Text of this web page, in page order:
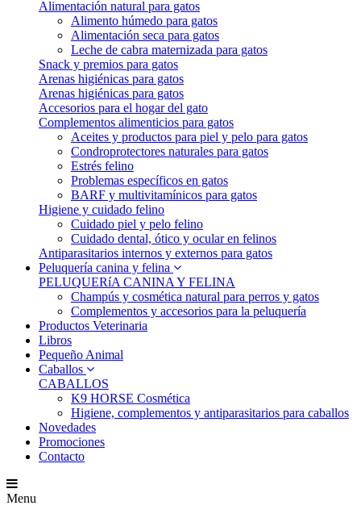
Alimentación natural para gatos
Alimento húmedo para gatos
Alimentación seca para gatos
Leche de cabra maternizada para gatos
Snack y premios para gatos
Arenas higiénicas para gatos
Arenas higiénicas para gatos
Accesorios para el hogar del gato
Complementos alimenticios para gatos
Aceites y productos para piel y pelo para gatos
Condroprotectores naturales para gatos
Estrés felino
Problemas específicos en gatos
BARF y multivitamínicos para gatos
Higiene y cuidado felino
Cuidado piel y pelo felino
Cuidado dental, ótico y ocular en felinos
Antiparasitarios internos y externos para gatos
Peluquería canina y felina
PELUQUERíA CANINA Y FELINA
Champús y cosmética natural para perros y gatos
Complementos y accesorios para la peluquería
Productos Veterinaria
Libros
Pequeño Animal
Caballos
CABALLOS
K9 HORSE Cosmética
Higiene, complementos y antiparasitarios para caballos
Novedades
Promociones
Contacto
Menu